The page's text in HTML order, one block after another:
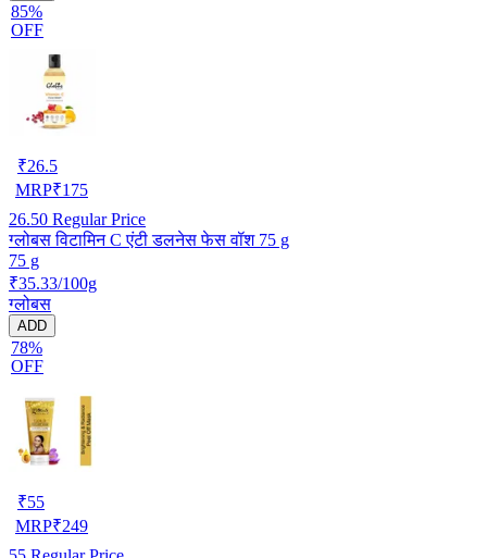
85%
OFF
₹26.5
MRP₹175
26.50 Regular Price
ग्लोबस विटामिन C एंटी डलनेस फेस वॉश 75 g
75 g
₹35.33/100g
ग्लोबस
ADD
78%
OFF
₹55
MRP₹249